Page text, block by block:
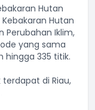
Hutan
Hutan
Perubahan Iklim,
yang sama
hingga 335 titik.
terdapat di Riau,